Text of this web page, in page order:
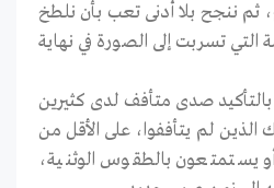
ثم ننجح بلا أدنى تعب بأن نلطخ
التي تسربت إلى الصورة في نهاية
صدى متأفف لدى كثيرين
لم يتأففوا، على الأقل من
يستمتعون بالطقوس الوثنية،